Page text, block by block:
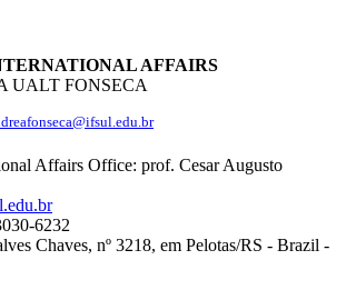
AFFAIRS
UALT FONSECA
Affairs Office: prof. Cesar Augusto
6232
Chaves, nº 3218, em Pelotas/RS - Brazil -